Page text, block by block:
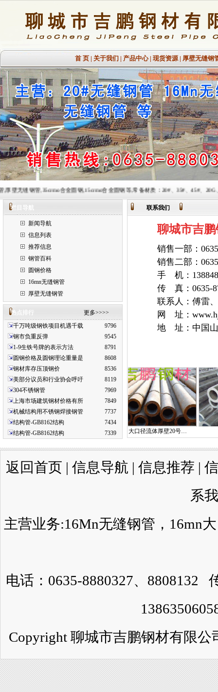
首 页| 关于我们 | 产品中心| 现货资源| 厚壁无缝钢
无缝钢管,35crmo合金圆钢,15crmo合金圆钢等,常备材质：20#、35#、45#、
栏目导航
新闻导航
信息列表
推荐信息
钢管百科
圆钢价格
16mn无缝钢管
厚壁无缝钢管
热点排行
更多>>>>
千万吨级钢铁项目机遇千载
9796
钢市负重反弹
9545
1-9生铁号牌的表示方法
8791
圆钢价格及圆钢理论重量是
8608
钢材库存压顶钢价
8536
美部分议员和行业协会呼吁
8119
304不锈钢管
7969
上海市场建筑钢材价格有所
7849
机械结构用不锈钢焊接钢管
7737
结构管-GB8162结构
7434
结构管-GB8162结构
7339
联系我们
聊城市吉
销售一部：
销售二部：
手 机：
传 真：0635-
联系人：傅雷
网 址：
地 址：中国山
缝… 20号小口径厚壁无缝… 大口径流体厚壁20号…
返回首页 | 信息导航 | 信息推荐 |
系
主营业务:16Mn无缝钢管 ， 16mn
电话：0635-8880327、8808132
Copyright 聊城市吉鹏钢材有限